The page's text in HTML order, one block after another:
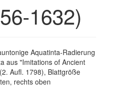
1632)
Aquatinta-Radierung
aus "Imitations of Ancient
Aufl. 1798), Blattgröße
rechts oben